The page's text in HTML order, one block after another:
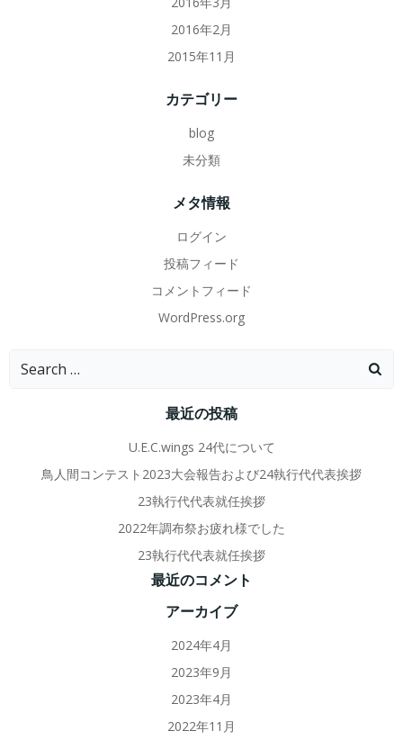
2016年2月
2015年11月
カテゴリー
blog
未分類
メタ情報
ログイン
投稿フィード
コメントフィード
WordPress.org
Search
最近の投稿
U.E.C.wings 24代について
鳥人間コンテスト2023大会報告および24執行代代表挨拶
23執行代代表就任挨拶
2022年調布祭お疲れ様でした
23執行代代表就任挨拶
最近のコメント
アーカイブ
2024年4月
2023年9月
2023年4月
2022年11月